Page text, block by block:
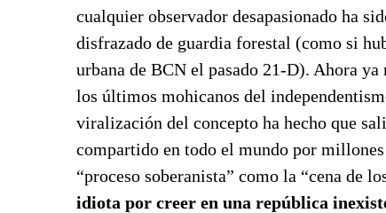
cualquier observador desapasionado ha
disfrazado de guardia forestal (como si
urbana de BCN el pasado 21-D). Ahora
los últimos mohicanos del
viralización del concepto ha hecho que
compartido en todo el mundo por
“proceso soberanista” como la “cena de
idiota por creer en una república